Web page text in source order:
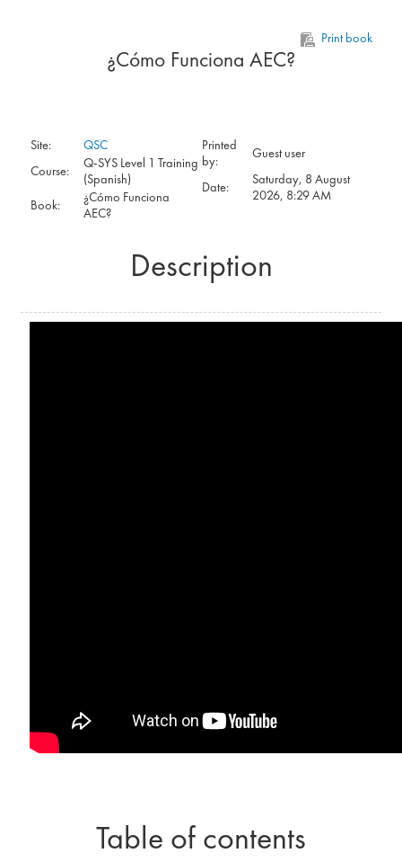
Print book
¿Cómo Funciona AEC?
Site:
QSC
Course:
Q-SYS Level 1 Training
(Spanish)
Book:
¿Cómo Funciona
AEC?
Printed
by:
Guest user
Date:
Saturday, 8 August
2026, 8:29 AM
Description
Table of contents